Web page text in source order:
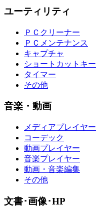
ユーティリティ
ＰＣクリーナー
ＰＣメンテナンス
キャプチャ
ショートカットキー
タイマー
その他
音楽・動画
メディアプレイヤー
コーデック
動画プレイヤー
音楽プレイヤー
動画・音楽編集
その他
文書･画像･HP